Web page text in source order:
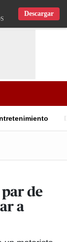
Descargar
de
a